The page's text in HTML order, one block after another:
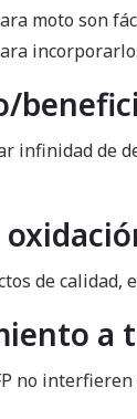
moto son
infinidad de
de
a
no